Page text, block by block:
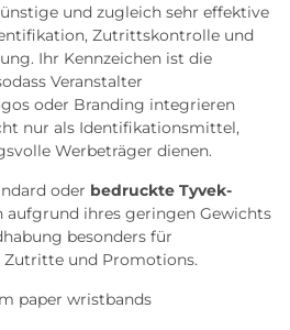
und zugleich sehr effektive
Zutrittskontrolle und
Ihr Kennzeichen ist die
Veranstalter
oder Branding integrieren
nur als Identifikationsmittel,
Werbeträger dienen.
oder bedruckte Tyvek-
aufgrund ihres geringen Gewichts
besonders für
Zutritte und Promotions.